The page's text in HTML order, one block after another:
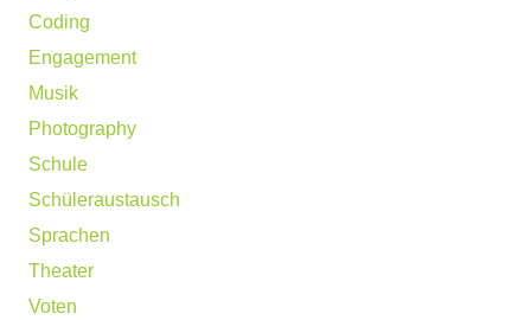
Coding
Engagement
Musik
Photography
Schule
Schüleraustausch
Sprachen
Theater
Voten